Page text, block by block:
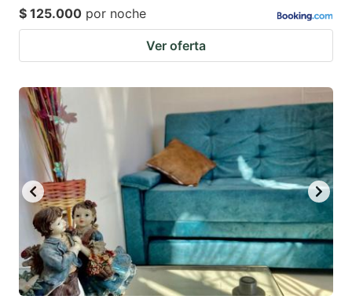
$ 125.000 por noche
Ver oferta